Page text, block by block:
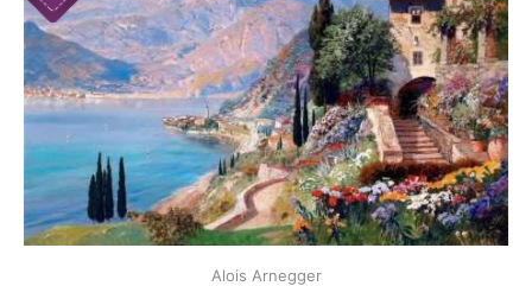
Alois Arnegger